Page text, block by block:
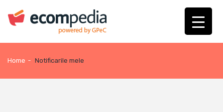
Home - Notificarile mele